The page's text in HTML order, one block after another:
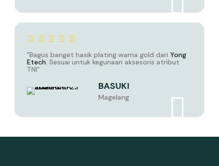
"Bagus banget hasik plating warna gold dari Yong
Etech. Sesuai untuk kegunaan aksesoris atribut
TNI"
BASUKI
Magelang